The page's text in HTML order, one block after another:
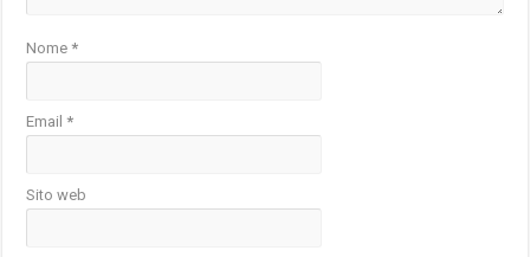
Nome*
Email*
Sito web